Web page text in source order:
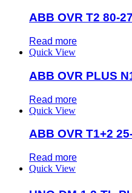
ABB OVR T2 80-
Read more
Quick View
ABB OVR PLUS
Read more
Quick View
ABB OVR T1+2
Read more
Quick View